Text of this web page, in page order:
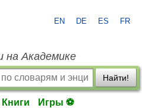
EN DE ES FR
на Академике
Найти!
Книги Игры ⚽